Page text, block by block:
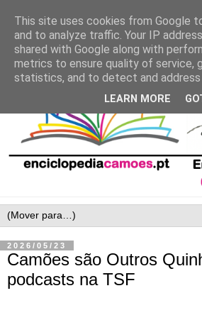
2026/05/23
Camões são Outros
podcasts na TSF
This site uses cookies from Google
and to analyze traffic. Your IP
shared with Google along with
metrics to ensure quality of service,
statistics, and to detect and address
LEARN MORE